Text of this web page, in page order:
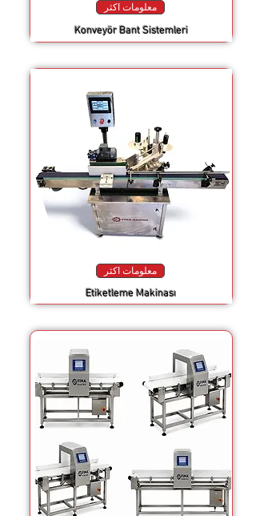
معلومات اكثر
Konveyör Bant Sistemleri
معلومات اكثر
Etiketleme Makinası